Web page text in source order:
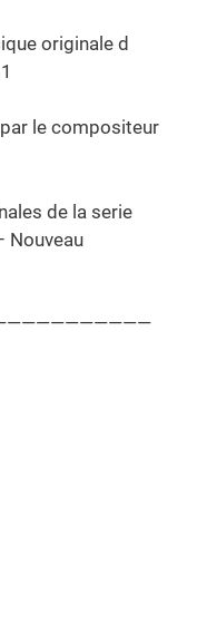
originale d
le compositeur
de la serie
Nouveau